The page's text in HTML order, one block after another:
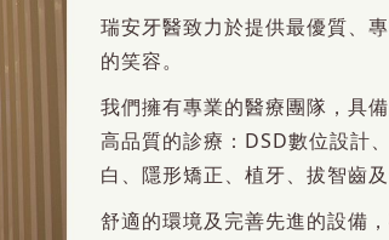
瑞安牙醫致力於提供最優質、
的笑容。
我們擁有專業的醫療團隊，具
高品質的診療：DSD數位設計
白、隱形矯正、植牙、拔智齒及
舒適的環境及完善先進的設備